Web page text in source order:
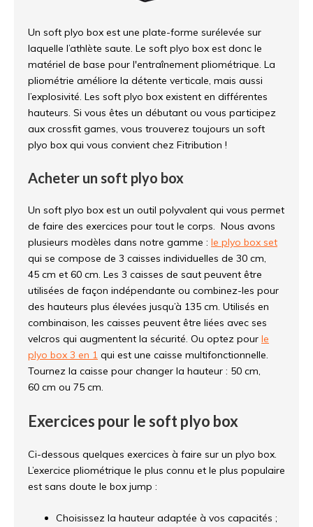
Un soft plyo box est une plate-forme surélevée sur
laquelle l’athlète saute. Le soft plyo box est donc le
matériel de base pour l'entraînement pliométrique. La
pliométrie améliore la détente verticale, mais aussi
l’explosivité. Les soft plyo box existent en différentes
hauteurs. Si vous êtes un débutant ou vous participez
aux crossfit games, vous trouverez toujours un soft
plyo box qui vous convient chez Fitribution !
Acheter un soft plyo box
Un soft plyo box est un outil polyvalent qui vous permet
de faire des exercices pour tout le corps. Nous avons
plusieurs modèles dans notre gamme : le plyo box set
qui se compose de 3 caisses individuelles de 30 cm,
45 cm et 60 cm. Les 3 caisses de saut peuvent être
utilisées de façon indépendante ou combinez-les pour
des hauteurs plus élevées jusqu’à 135 cm. Utilisés en
combinaison, les caisses peuvent être liées avec ses
velcros qui augmentent la sécurité. Ou optez pour le
plyo box 3 en 1 qui est une caisse multifonctionnelle.
Tournez la caisse pour changer la hauteur : 50 cm,
60 cm ou 75 cm.
Exercices pour le soft plyo box
Ci-dessous quelques exercices à faire sur un plyo box.
L’exercice pliométrique le plus connu et le plus populaire
est sans doute le box jump :
Choisissez la hauteur adaptée à vos capacités ;